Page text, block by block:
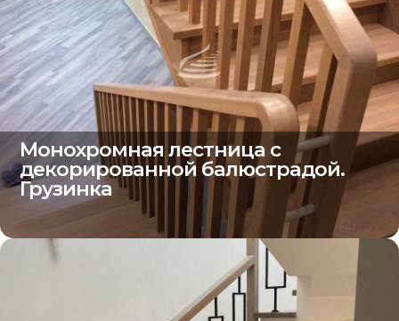
Монохромная лестница с
декорированной балюстрадой.
Грузинка